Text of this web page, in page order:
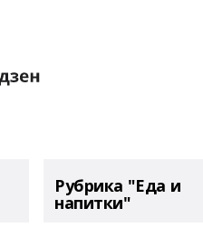
Рубрика "Еда и
напитки"